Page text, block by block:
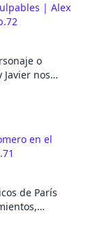
| Alex
o
nos
en el
de París